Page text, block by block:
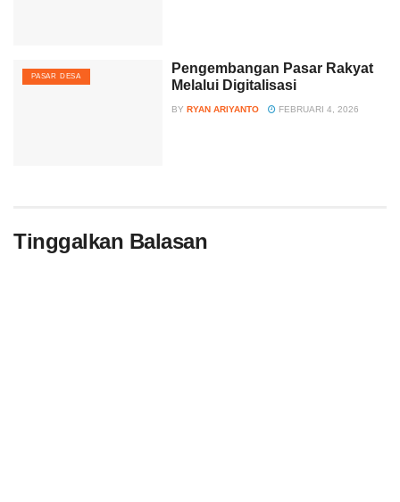
PASAR DESA
Pengembangan Pasar Rakyat
Melalui Digitalisasi
BY RYAN ARIYANTO FEBRUARI 4, 2026
Tinggalkan Balasan